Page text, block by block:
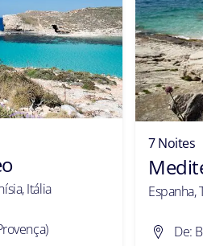
Itália
Detalhes do Preço + Taxa de
Hotelaria
Taxa de Serviço de Hotelaria
7 Noites
Espanha,
De: